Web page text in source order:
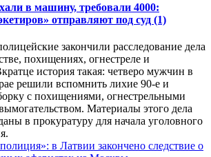
в машину, требовали 4000:
отправляют под суд (1)
закончили расследование дела
похищениях, огнестреле и
история такая: четверо мужчин в
решили вспомнить лихие 90-е и
с похищениями, огнестрельными
Материалы этого дела
в прокуратуру для начала уголовного